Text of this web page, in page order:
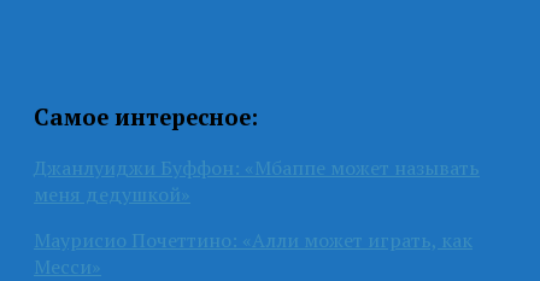
Самое интересное:
Джанлуиджи Буффон: «Мбаппе может называть
меня дедушкой»
Маурисио Почеттино: «Алли может играть, как
Месси»